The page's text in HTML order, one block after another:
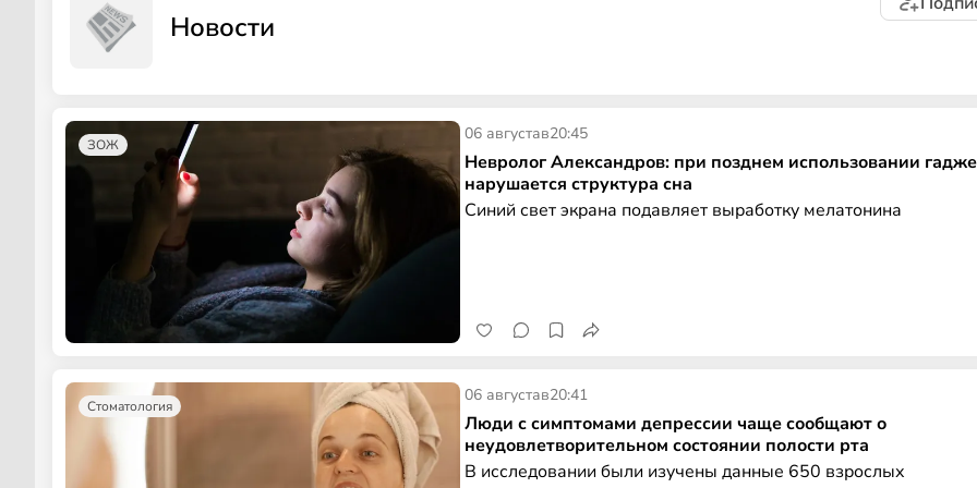
Новости
ЗОЖ
06 августав20:45
Невролог Александров: при позднем использовании
нарушается структура сна
Синий свет экрана подавляет выработку мелатонина
Стоматология
06 августав20:41
Люди с симптомами депрессии чаще сообщают о
неудовлетворительном состоянии полости рта
В исследовании были изучены данные 650 взрослых